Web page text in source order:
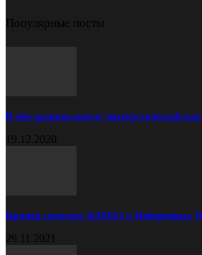
Популярные посты
В чём разница между диагностической
19.12.2020
Прицеп самосвал КАМАЗ в Набережных
29.11.2021